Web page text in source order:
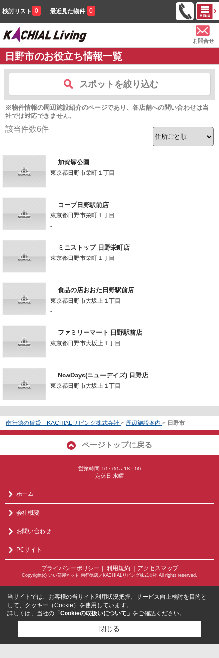
検討リスト 0 最近見た物件 0
お問合せ
日野市のお役立ち情報一覧
スポットを絞り込む
※物件情報の周辺施設紹介のページであり、各店舗への問い合わせは当
社では対応できません。
該当件数6件
加賀塚公園
東京都日野市栄町１丁目
-
コープ日野駅前店
東京都日野市栄町１丁目
-
ミニストップ 日野栄町店
東京都日野市栄町１丁目
-
食品の店おおた日野駅前店
東京都日野市大坂上１丁目
-
ファミリーマート 日野駅前店
東京都日野市大坂上１丁目
-
NewDays(ニューデイズ) 日野店
東京都日野市大坂上１丁目
-
南行徳の賃貸｜KACHIALリビング株式会社 > 周辺施設案内 > 日野市
ページトップに戻る
営業時間:10：00～18：00
定休日:水曜
ホーム
会社概要
お問い合わせ
PCサイト
プライバシーポリシー ｜ 利用規約 ｜アクセスマップ
Copyright(c) いい部屋ネット 南行徳店／KACHIALリビング株式会社 All rights reserved.
当サイトでは、お客様の当サイト利用状況把握、サービス向上検討を目的と
して、クッキー（Cookie）を使用しています。
詳しくは、当社の 「Cookieの取扱いについて」 をご確認ください。
閉じる